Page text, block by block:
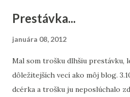
neuvádza nový model naraz pre
premyslene a v niekoľkých fázach:
skôr – aj kvôli experimentom s
rozhraním. Webová verzia
oneskorenie, hlavne ak nejde o
Prestávka...
januára 08, 2012
Mal som trošku dlhšiu prestávku,
dôležitejších vecí ako môj blog.
dcérka a trošku ju neposlúchalo